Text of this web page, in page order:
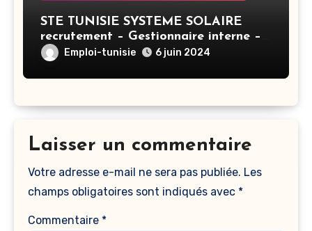
STE TUNISIE SYSTEME SOLAIRE
recrutement – Gestionnaire interne –
TunisEmploi-tunisie 6 juin 2024
Laisser un commentaire
Votre adresse e-mail ne sera pas publiée. Les
champs obligatoires sont indiqués avec *
Commentaire *